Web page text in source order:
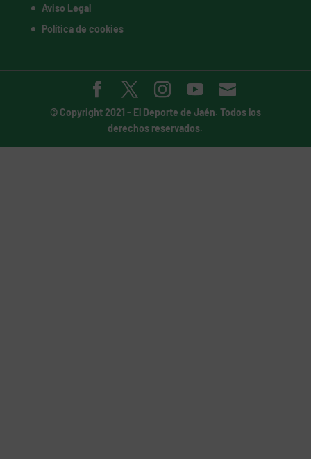
Aviso Legal
Política de cookies
© Copyright 2021 - El Deporte de Jaén. Todos los
derechos reservados.